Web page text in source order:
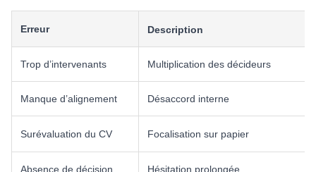
Erreur Description
Trop d’intervenants Multiplication des décideurs
Manque d’alignement Désaccord interne
Surévaluation du CV Focalisation sur papier
Absence de décision Hésitation prolongée